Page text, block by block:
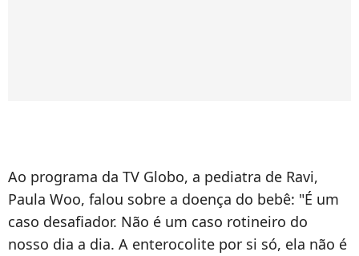
Ao programa da TV Globo, a pediatra de Ravi,
Paula Woo, falou sobre a doença do bebê: "É um
caso desafiador. Não é um caso rotineiro do
nosso dia a dia. A enterocolite por si só, ela não é